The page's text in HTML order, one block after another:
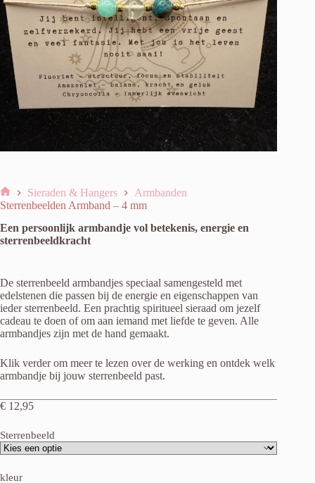
Home
Sieraden & Hangers
Armbanden
Sterrenbeelden Armband – 4 mm
Een persoonlijk armbandje vol betekenis, energie en
sterrenbeeldkracht
De sterrenbeeld armbandjes speciaal samengesteld met
edelstenen die passen bij de energie en eigenschappen van
ieder sterrenbeeld. Een prachtig spiritueel sieraad om jezelf
cadeau te doen of om aan iemand met liefde te geven. Alle
armbandjes zijn met de hand gemaakt.
Klik verder om meer te lezen over de werking en ontdek welk
armbandje bij jouw sterrenbeeld past.
€ 12,95
Sterrenbeeld
kleur